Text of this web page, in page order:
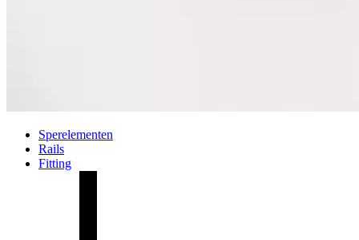
Sperelementen
Rails
Fitting